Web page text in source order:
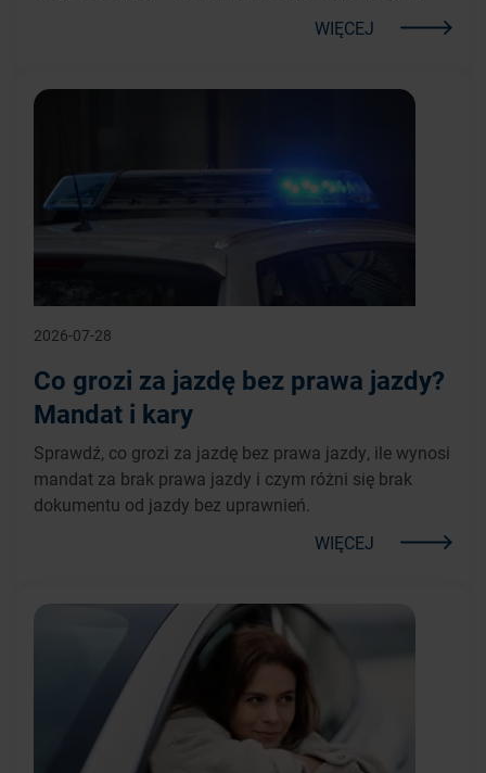
WIĘCEJ
2026-07-28
Co grozi za jazdę bez prawa jazdy?
Mandat i kary
Sprawdź, co grozi za jazdę bez prawa jazdy, ile wynosi
mandat za brak prawa jazdy i czym różni się brak
dokumentu od jazdy bez uprawnień.
WIĘCEJ